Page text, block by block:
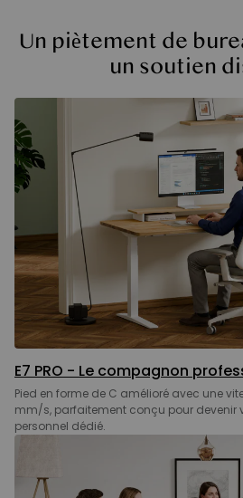
Un piètement de
un soutien
E7 PRO - Le compagnon
Pied en forme de C amélioré avec une
mm/s, parfaitement conçu pour devenir
personnel dédié.